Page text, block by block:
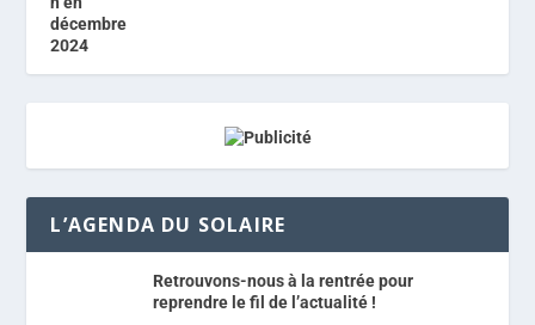
L’AGENDA DU SOLAIRE
Retrouvons-nous à la rentrée pour
reprendre le fil de l’actualité !